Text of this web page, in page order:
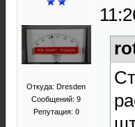
Откуда: Dresden
Сообщений: 9
Репутация: 0